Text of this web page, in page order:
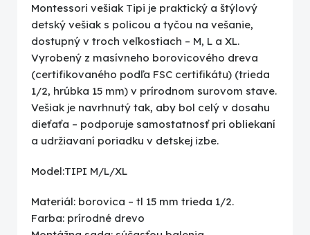
Montessori vešiak Tipi je praktický a štýlový
detský vešiak s policou a tyčou na vešanie,
dostupný v troch veľkostiach – M, L a XL.
Vyrobený z masívneho borovicového dreva
(certifikovaného podľa FSC certifikátu) (trieda
1/2, hrúbka 15 mm) v prírodnom surovom stave.
Vešiak je navrhnutý tak, aby bol celý v dosahu
dieťaťa – podporuje samostatnosť pri obliekaní
a udržiavaní poriadku v detskej izbe.
Model:TIPI M/L/XL
Materiál: borovica – tl 15 mm trieda 1/2.
Farba: prírodné drevo